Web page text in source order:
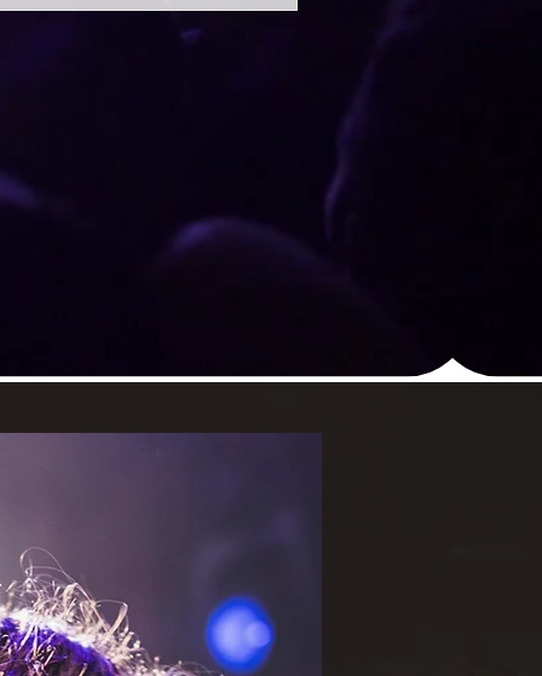
avec JOEL. Ils se sont
de la scène par